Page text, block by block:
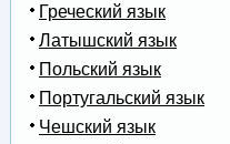
Греческий язык
Латышский язык
Польский язык
Португальский язык
Чешский язык